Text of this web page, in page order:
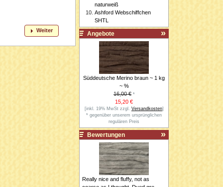
Weiter
naturweiß
Ashford Webschiffchen
SHTL
Angebote
Süddeutsche Merino braun ~ 1 kg
~ %
16,00 €*
15,20 €
[inkl. 19% MwSt zzgl. Versandkosten]
* gegenüber unserem ursprünglichen
regulären Preis
Bewertungen
Really nice and fluffy, not as